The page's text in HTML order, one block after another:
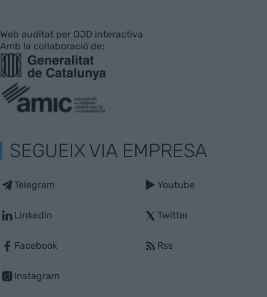
Web auditat per OJD interactiva
Amb la col·laboració de:
SEGUEIX VIA EMPRESA
Telegram
Linkedin
Facebook
Instagram
Youtube
Twitter
Rss